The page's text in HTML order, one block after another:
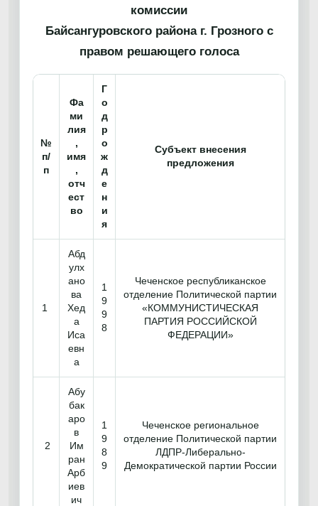
комиссии
Байсангуровского района г. Грозного с
правом решающего голоса
№
п/
п
Фа
ми
лия
,
имя
,
отч
ест
во
Г
о
д
р
о
ж
д
е
н
и
я
Субъект внесения
предложения
1
Абд
улх
ано
ва
Хед
а
Иса
евн
а
1
9
9
8
Чеченское республиканское
отделение Политической партии
«КОММУНИСТИЧЕСКАЯ
ПАРТИЯ РОССИЙСКОЙ
ФЕДЕРАЦИИ»
2
Абу
бак
аро
в
Им
ран
Арб
иев
ич
1
9
8
9
Чеченское региональное
отделение Политической партии
ЛДПР-Либерально-
Демократической партии России